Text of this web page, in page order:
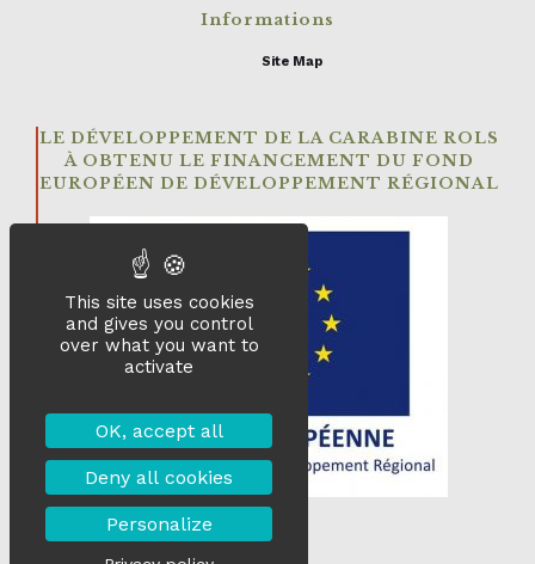
Informations
Site Map
LE DÉVELOPPEMENT DE LA CARABINE ROLS
À OBTENU LE FINANCEMENT DU FOND
EUROPÉEN DE DÉVELOPPEMENT RÉGIONAL
This site uses cookies
and gives you control
over what you want to
activate
OK, accept all
Deny all cookies
Personalize